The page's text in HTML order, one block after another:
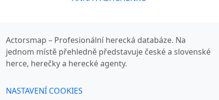
Actorsmap – Profesionální herecká databáze. Na
jednom místě přehledně představuje české a slovenské
herce, herečky a herecké agenty.
NASTAVENÍ COOKIES